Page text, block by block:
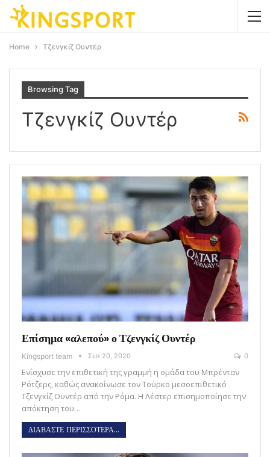
Home Τζενγκίζ Ουντέρ
Browsing Tag
Τζενγκίζ Ουντέρ
Επίσημα «αλεπού» ο Τζενγκίζ Ουντέρ
Kingsport team Σεπ 20, 2020 0
Ενίσχυσε την επιθετική της γραμμή η ομάδα του Μπρένταν
Ρότζερς, καθώς ανακοίνωσε τον Τούρκο μεσοεπιθετικό
Τζενγκίζ Ουντέρ από την Ρόμα. Η Λέστερ επισημοποίησε την
απόκτηση του…
ΔΙΑΒΑΣΤΕ ΠΕΡΙΣΣΟΤΕΡΑ...